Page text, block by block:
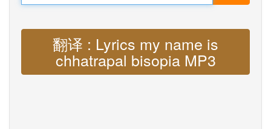
翻译 : Lyrics my name is
chhatrapal bisopia MP3